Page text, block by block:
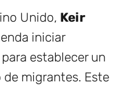
Unido, Keir
iniciar
establecer un
migrantes. Este